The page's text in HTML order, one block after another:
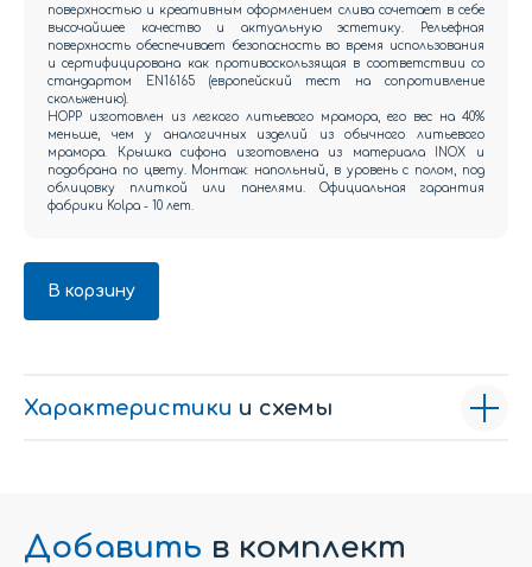
поверхностью и креативным оформлением слива сочетает в себе
высочайшее качество и актуальную эстетику. Рельефная
поверхность обеспечивает безопасность во время использования
и сертифицирована как противоскользящая в соответствии со
стандартом EN16165 (европейский тест на сопротивление
скольжению).
HOPP изготовлен из легкого литьевого мрамора, его вес на 40%
меньше, чем у аналогичных изделий из обычного литьевого
мрамора. Крышка сифона изготовлена из материала INOX и
подобрана по цвету. Монтаж: напольный, в уровень с полом, под
облицовку плиткой или панелями. Официальная гарантия
фабрики Kolpa - 10 лет.
В корзину
Характеристики и схемы
Добавить в комплект